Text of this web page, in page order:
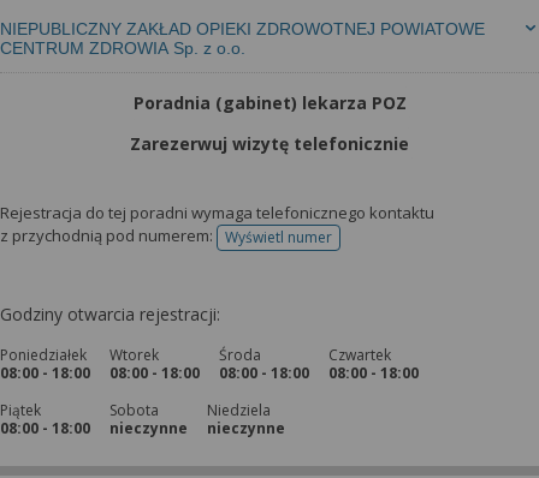
NIEPUBLICZNY ZAKŁAD OPIEKI ZDROWOTNEJ POWIATOWE
CENTRUM ZDROWIA Sp. z o.o.
Poradnia (gabinet) lekarza POZ
Zarezerwuj wizytę telefonicznie
Rejestracja do tej poradni wymaga telefonicznego kontaktu
z przychodnią pod numerem:
Wyświetl numertelefonu do rejestracji
Godziny otwarcia rejestracji:
Poniedziałek
08:00 - 18:00
Wtorek
08:00 - 18:00
Środa
08:00 - 18:00
Czwartek
08:00 - 18:00
Piątek
08:00 - 18:00
Sobota
nieczynne
Niedziela
nieczynne